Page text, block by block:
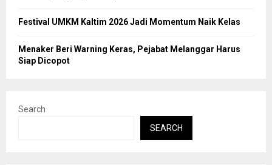
Festival UMKM Kaltim 2026 Jadi Momentum Naik Kelas
Menaker Beri Warning Keras, Pejabat Melanggar Harus
Siap Dicopot
Search
SEARCH